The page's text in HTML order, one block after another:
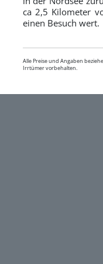
ca 2,5 Kilometer
einen Besuch wert.
Alle Preise und Angaben
Irrtümer vorbehalten.